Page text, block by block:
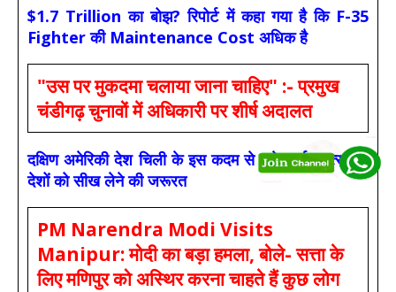
$1.7 Trillion का बोझ? रिपोर्ट में कहा गया है कि F-35
Fighter की Maintenance Cost अधिक है
"उस पर मुकदमा चलाया जाना चाहिए" :- प्रमुख
चंडीगढ़ चुनावों में अधिकारी पर शीर्ष अदालत
दक्षिण अमेरिकी देश चिली के इस कदम से बड़े कार्बन उत्सर्जक
देशों को सीख लेने की जरूरत
PM Narendra Modi Visits
Manipur: मोदी का बड़ा हमला, बोले- सत्ता के
लिए मणिपुर को अस्थिर करना चाहते हैं कुछ लोग